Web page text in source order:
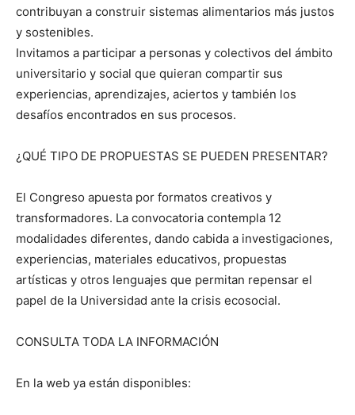
contribuyan a construir sistemas alimentarios más justos
y sostenibles.
Invitamos a participar a personas y colectivos del ámbito
universitario y social que quieran compartir sus
experiencias, aprendizajes, aciertos y también los
desafíos encontrados en sus procesos.
¿QUÉ TIPO DE PROPUESTAS SE PUEDEN PRESENTAR?
El Congreso apuesta por formatos creativos y
transformadores. La convocatoria contempla 12
modalidades diferentes, dando cabida a investigaciones,
experiencias, materiales educativos, propuestas
artísticas y otros lenguajes que permitan repensar el
papel de la Universidad ante la crisis ecosocial.
CONSULTA TODA LA INFORMACIÓN
En la web ya están disponibles: